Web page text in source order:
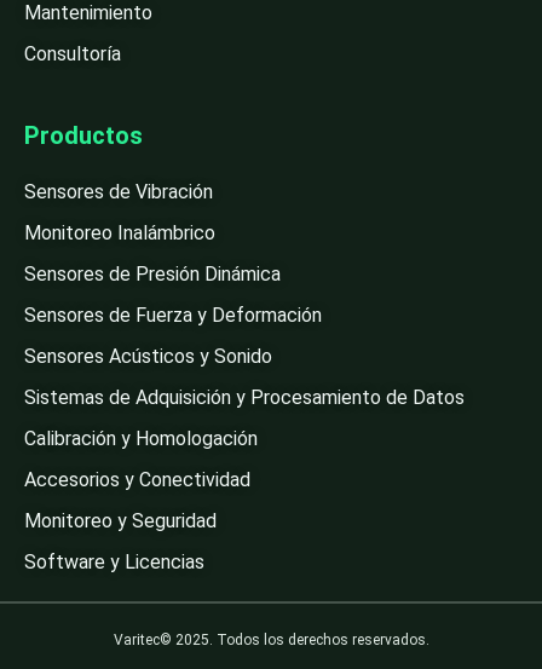
Mantenimiento
Consultoría
Productos
Sensores de Vibración
Monitoreo Inalámbrico
Sensores de Presión Dinámica
Sensores de Fuerza y Deformación
Sensores Acústicos y Sonido
Sistemas de Adquisición y Procesamiento de Datos
Calibración y Homologación
Accesorios y Conectividad
Monitoreo y Seguridad
Software y Licencias
Varitec© 2025. Todos los derechos reservados.